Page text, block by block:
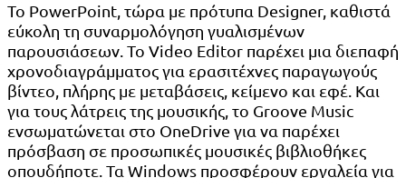
Το PowerPoint, τώρα με πρότυπα Designer, καθιστά
εύκολη τη συναρμολόγηση γυαλισμένων
παρουσιάσεων. Το Video Editor παρέχει μια διεπαφή
χρονοδιαγράμματος για ερασιτέχνες παραγωγούς
βίντεο, πλήρης με μεταβάσεις, κείμενο και εφέ. Και
για τους λάτρεις της μουσικής, το Groove Music
ενσωματώνεται στο OneDrive για να παρέχει
πρόσβαση σε προσωπικές μουσικές βιβλιοθήκες
οπουδήποτε. Τα Windows προσφέρουν εργαλεία για